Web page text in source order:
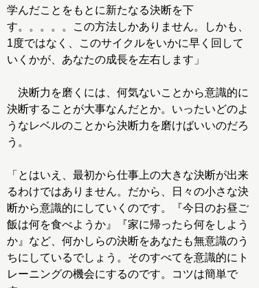
学んだことをもとに新たなる決断を下
す。。。。。この方法しかありません。しかも、
1度ではなく、このサイクルをいかに早く回して
いくかが、あなたの成長を左右します」
決断力を磨くには、何気ないことから意識的に
決断することが大事なんだとか。いったいどのよ
うなレベルのことから決断力を磨けばいいのだろ
う。
「とはいえ、最初から仕事上の大きな決断が出来
るわけではありません。だから、日々の小さな決
断から意識的にしていくのです。『今日のお昼ご
飯は何を食べようか』『家に帰ったら何をしよう
か』など、何かしらの決断をあなたも無意識のう
ちにしているでしょう。そのすべてを意識的にト
レーニングの機会にするのです。コツは簡単で